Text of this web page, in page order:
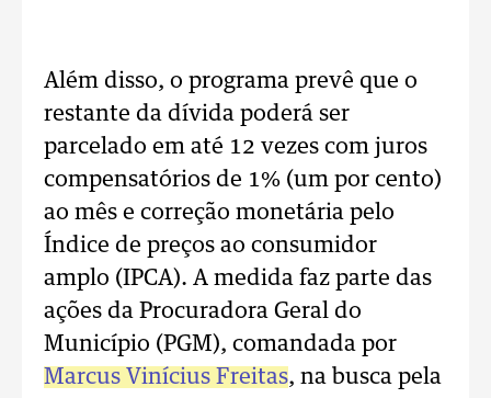
Além disso, o programa prevê que o
restante da dívida poderá ser
parcelado em até 12 vezes com juros
compensatórios de 1% (um por cento)
ao mês e correção monetária pelo
Índice de preços ao consumidor
amplo (IPCA). A medida faz parte das
ações da Procuradora Geral do
Município (PGM), comandada por
Marcus Vinícius Freitas, na busca pela